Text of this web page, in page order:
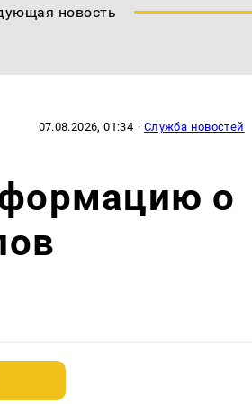
новость
07.08.2026, 01:34 · Служба новостей
о